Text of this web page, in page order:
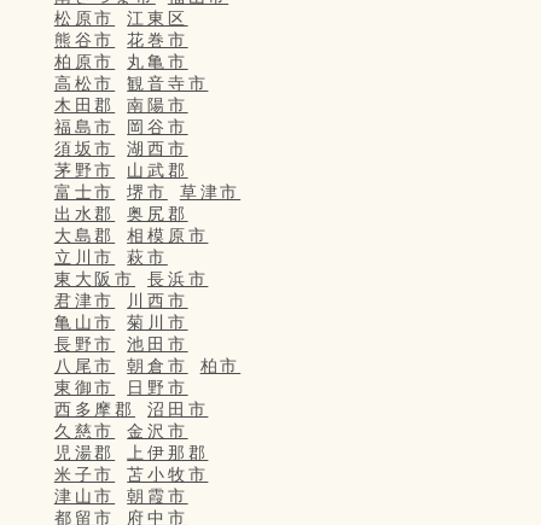
松原市
江東区
熊谷市
花巻市
柏原市
丸亀市
高松市
観音寺市
木田郡
南陽市
福島市
岡谷市
須坂市
湖西市
茅野市
山武郡
富士市
堺市
草津市
出水郡
奥尻郡
大島郡
相模原市
立川市
萩市
東大阪市
長浜市
君津市
川西市
亀山市
菊川市
長野市
池田市
八尾市
朝倉市
柏市
東御市
日野市
西多摩郡
沼田市
久慈市
金沢市
児湯郡
上伊那郡
米子市
苫小牧市
津山市
朝霞市
都留市
府中市